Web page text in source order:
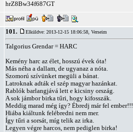
hrZ8Bw34f687GT
101. Elküldve: 2013-12-15 18:06:58, Verseim
Talgorius Grendar = HARC
Kemény harc az élet, hosszú évek óta!
Más néha a dallam, de ugyanaz a nóta.
Szomorú szívünket megüli a bánat.
Latroknak adták el szép magyar hazánkat.
Rablók barlangjává lett e kicsiny ország.
A sok jámbor birka tűri, hogy kifosszák.
Meddig marad még így? Ébredj már fel ember!!!
Hiába kiáltunk felébredni nem mer.
Így tűri a sorsát, míg telik az irka.
Legyen végre harcos, nem pediglen birka!